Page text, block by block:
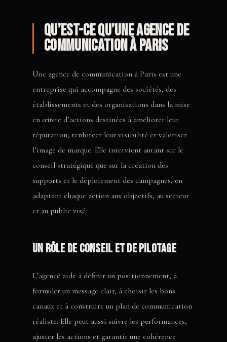
Qu’est-ce qu’une agence de
communication à Paris
Une agence de communication à Paris est une
entreprise qui accompagne des sociétés, des
établissements et des organisations dans la mise
en œuvre d’actions destinées à améliorer leur
réputation, renforcer leur visibilité et valoriser
l’image de marque. Elle intervient autant sur le
conseil stratégique que sur la création des
supports et le déploiement des campagnes, en
adaptant chaque action aux objectifs, au secteur
et au public visé.
Un rôle de conseil et de pilotage
L’agence aide à définir un positionnement, à
formuler un message clair, à choisir les bons
canaux et à construire un plan de communication
réaliste. Elle peut aussi suivre les performances,
ajuster les actions et garantir une cohérence